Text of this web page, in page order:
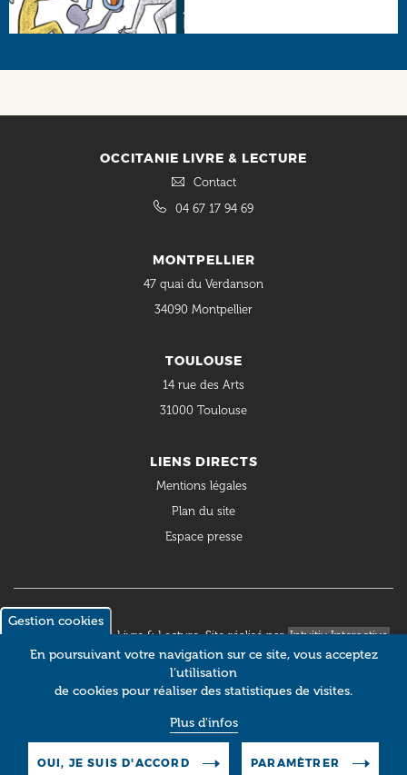
OCCITANIE LIVRE & LECTURE
Contact
04 67 17 94 69
MONTPELLIER
47 quai du Verdanson
34090 Montpellier
TOULOUSE
14 rue des Arts
31000 Toulouse
LIENS DIRECTS
Mentions légales
Plan du site
Espace presse
© 2018 Occitanie Livre & Lecture. Site réalisé parIntuitiv Interactive
Gestion cookies
En poursuivant votre navigation sur ce site, vous acceptez
l’utilisation
de cookies pour réaliser des statistiques de visites.
Plus d'infos
OUI, JE SUIS D'ACCORD PARAMÈTRER